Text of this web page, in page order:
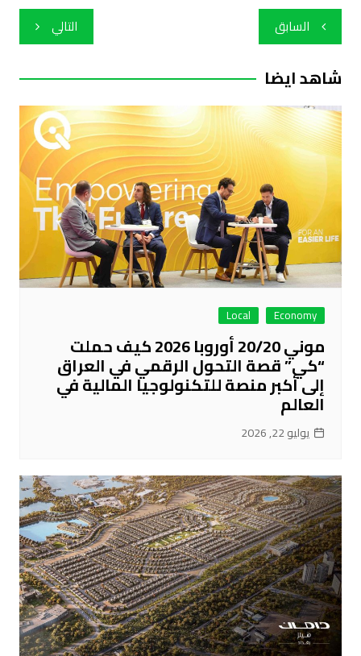
تصفّح
المقالات
السابق التالي
شاهد ايضا
Economy
Local
موني 20/20 أوروبا 2026 كيف حملت
“كي” قصة التحول الرقمي في العراق
إلى أكبر منصة للتكنولوجيا المالية في
العالم
يوليو 22, 2026